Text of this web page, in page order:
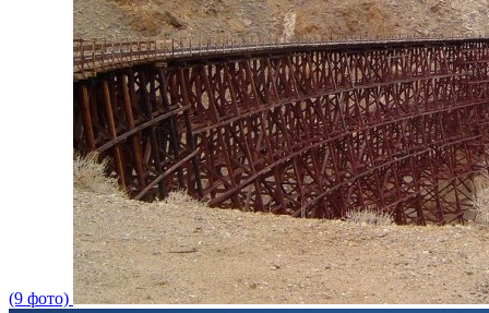
(9 фото)